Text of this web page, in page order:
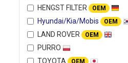
HENGST FILTER
OEM
Hyundai/Kia/Mobis OEM
LAND ROVER OEM
PURRO
TOYOTA